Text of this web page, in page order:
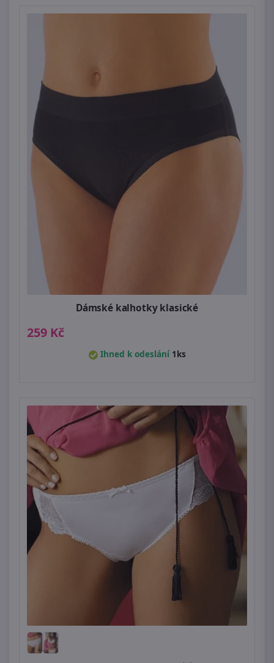
Dámské kalhotky klasické
259 Kč
Ihned k odeslání 1ks